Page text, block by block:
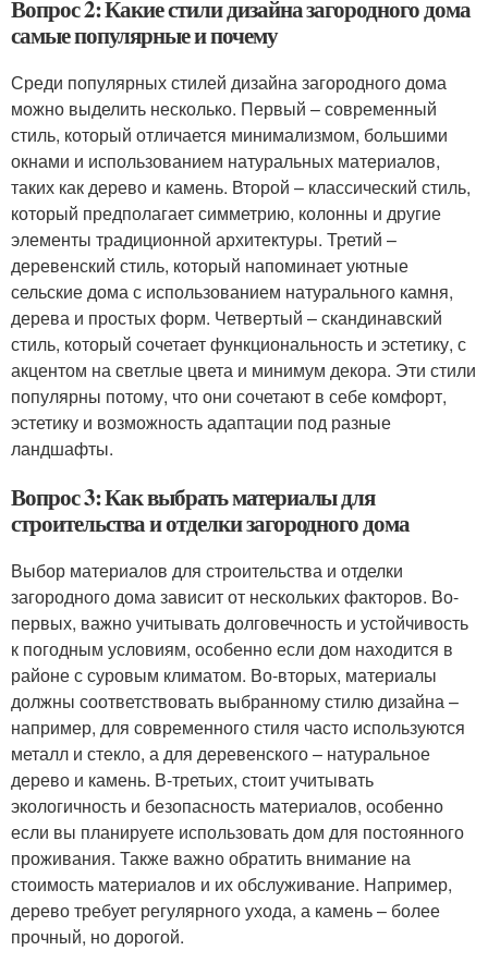
Вопрос 2: Какие стили дизайна загородного дома
самые популярные и почему
Среди популярных стилей дизайна загородного дома
можно выделить несколько. Первый – современный
стиль, который отличается минимализмом, большими
окнами и использованием натуральных материалов,
таких как дерево и камень. Второй – классический стиль,
который предполагает симметрию, колонны и другие
элементы традиционной архитектуры. Третий –
деревенский стиль, который напоминает уютные
сельские дома с использованием натурального камня,
дерева и простых форм. Четвертый – скандинавский
стиль, который сочетает функциональность и эстетику, с
акцентом на светлые цвета и минимум декора. Эти стили
популярны потому, что они сочетают в себе комфорт,
эстетику и возможность адаптации под разные
ландшафты.
Вопрос 3: Как выбрать материалы для
строительства и отделки загородного дома
Выбор материалов для строительства и отделки
загородного дома зависит от нескольких факторов. Во-
первых, важно учитывать долговечность и устойчивость
к погодным условиям, особенно если дом находится в
районе с суровым климатом. Во-вторых, материалы
должны соответствовать выбранному стилю дизайна –
например, для современного стиля часто используются
металл и стекло, а для деревенского – натуральное
дерево и камень. В-третьих, стоит учитывать
экологичность и безопасность материалов, особенно
если вы планируете использовать дом для постоянного
проживания. Также важно обратить внимание на
стоимость материалов и их обслуживание. Например,
дерево требует регулярного ухода, а камень – более
прочный, но дорогой.